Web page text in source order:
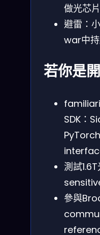
做光芯
避雷：
war中
若你是
SDK：
測試
參與